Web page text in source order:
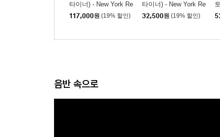
타이너) - New York Re
union [핑크 컬러 2LP]
117,000원 (19% 할인)
타이너) - New York Re
union [MQA-CD]
32,500원 (19% 할인)
음반 속으로